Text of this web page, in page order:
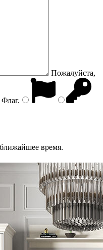
Пожалуйста,
Флаг.
время.